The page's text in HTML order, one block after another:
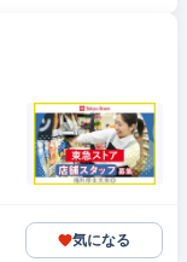
気になる